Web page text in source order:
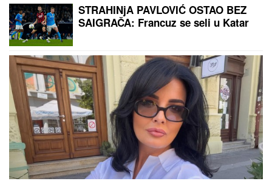
NAJLEPŠA SRPSKA VODITELJKA POKAZALA LICE
BEZ TRUNKE ŠMINKEMarija Kilibarda zumira svaki
detalj, neće da ulepšava stvarnost: "Tretman mi je
preko potreban" (FOTO)